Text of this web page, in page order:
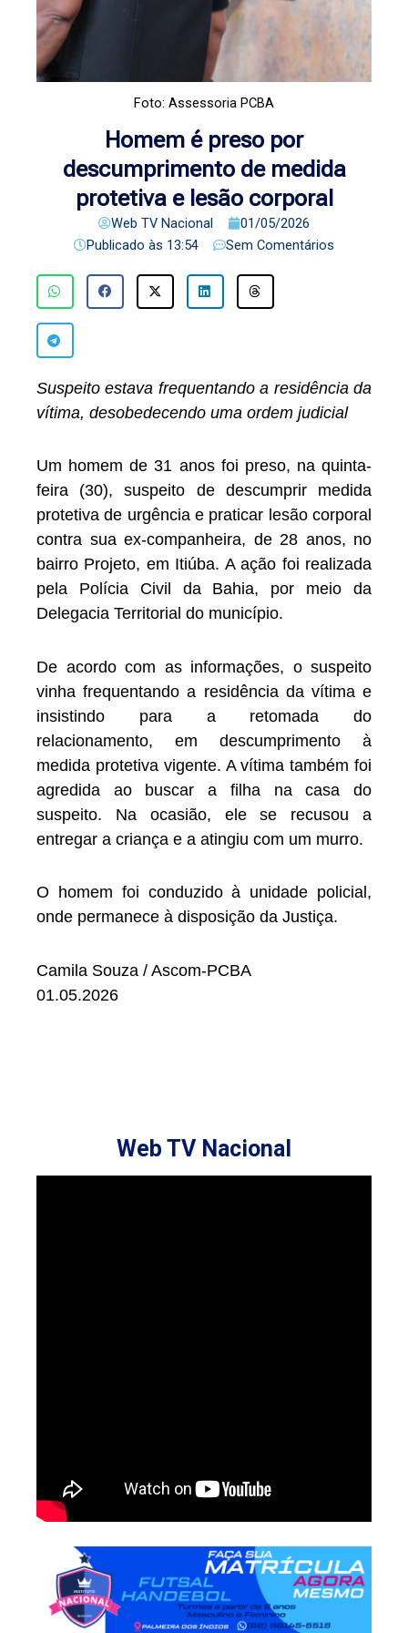
Foto: Assessoria PCBA
Homem é preso por
descumprimento de medida
protetiva e lesão corporal
Web TV Nacional
01/05/2026
Publicado às 13:54 Sem Comentários
Suspeito estava frequentando a residência da
vítima, desobedecendo uma ordem judicial
Um homem de 31 anos foi preso, na quinta-
feira (30), suspeito de descumprir medida
protetiva de urgência e praticar lesão corporal
contra sua ex-companheira, de 28 anos, no
bairro Projeto, em Itiúba. A ação foi realizada
pela Polícia Civil da Bahia, por meio da
Delegacia Territorial do município.
De acordo com as informações, o suspeito
vinha frequentando a residência da vítima e
insistindo para a retomada do
relacionamento, em descumprimento à
medida protetiva vigente. A vítima também foi
agredida ao buscar a filha na casa do
suspeito. Na ocasião, ele se recusou a
entregar a criança e a atingiu com um murro.
O homem foi conduzido à unidade policial,
onde permanece à disposição da Justiça.
Camila Souza / Ascom-PCBA
01.05.2026
Web TV Nacional